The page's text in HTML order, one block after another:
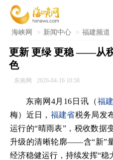
海峡网 > 新闻中心 > 福建频道
更新 更绿 更稳 ——从
色
东南网 2026-04-16 10:58
东南网4月16日讯（福建
梅）近日， 福建省税务局发
运行的“晴雨表”，税收数据
升级的清晰轮廓——含“新”
经济稳健运行，持续发挥“稳